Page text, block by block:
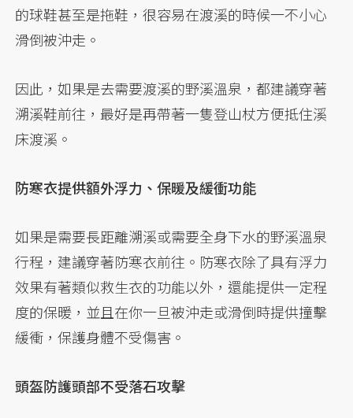
的球鞋甚至是拖鞋，很容易在渡溪的時候一不小心
滑倒被沖走。
因此，如果是去需要渡溪的野溪溫泉，都建議穿著
溯溪鞋前往，最好是再帶著一隻登山杖方便抵住溪
床渡溪。
防寒衣提供額外浮力、保暖及緩衝功能
如果是需要長距離溯溪或需要全身下水的野溪溫泉
行程，建議穿著防寒衣前往。防寒衣除了具有浮力
效果有著類似救生衣的功能以外，還能提供一定程
度的保暖，並且在你一旦被沖走或滑倒時提供撞擊
緩衝，保護身體不受傷害。
頭盔防護頭部不受落石攻擊